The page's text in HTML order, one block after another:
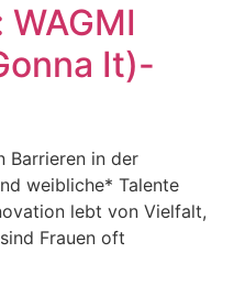
It)-
Barrieren in der
weibliche* Talente
lebt von Vielfalt,
Frauen oft